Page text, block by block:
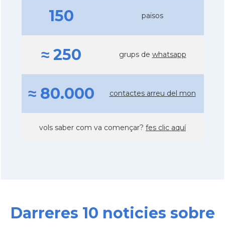
150 països
≈ 250 grups de whatsapp
≈ 80.000 contactes arreu del mon
vols saber com va començar? fes clic aquí
Darreres 10 noticies sobre